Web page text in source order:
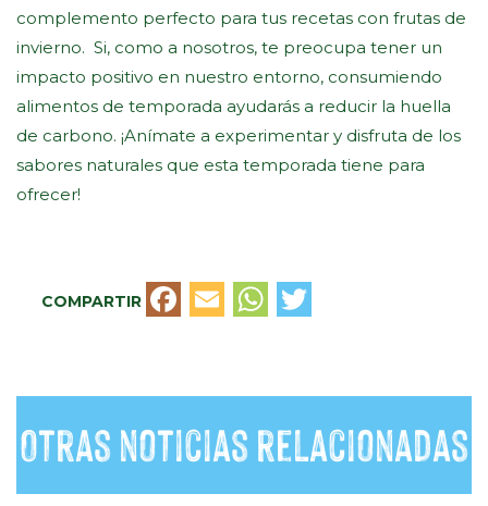
complemento perfecto para tus recetas con frutas de
invierno. Si, como a nosotros, te preocupa tener un
impacto positivo en nuestro entorno, consumiendo
alimentos de temporada ayudarás a reducir la huella
de carbono. ¡Anímate a experimentar y disfruta de los
sabores naturales que esta temporada tiene para
ofrecer!
COMPARTIR Facebook
EmailWhatsApp
Otras noticias relacionadas